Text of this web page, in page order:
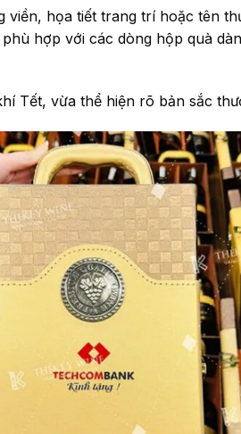
họa tiết trang trí hoặc tên
hợp với các dòng hộp quà
Tết, vừa thể hiện rõ bản sắc